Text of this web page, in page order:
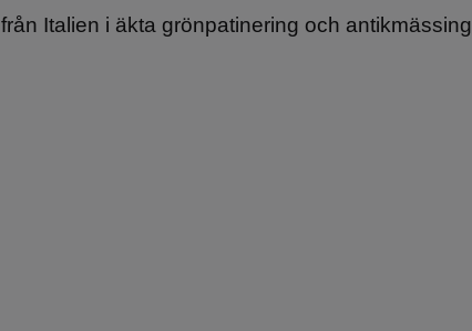
Italien i äkta grönpatinering och antikmässing